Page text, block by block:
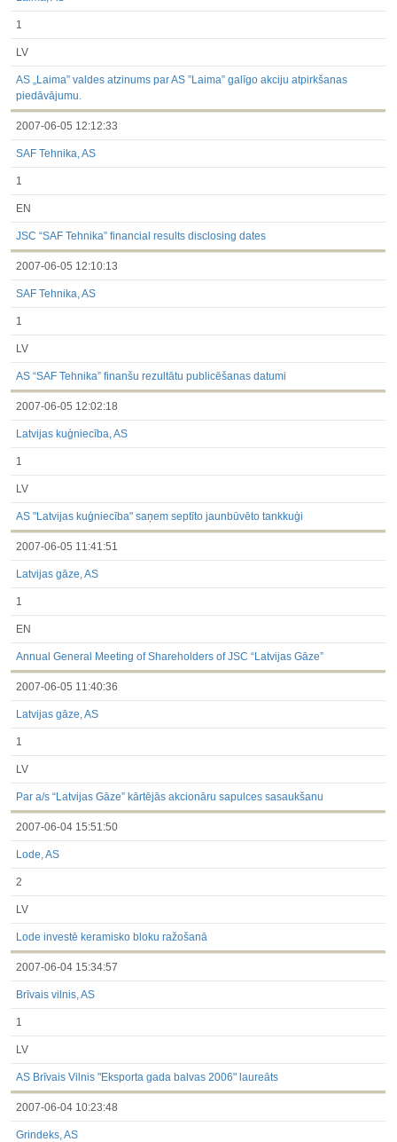
1
LV
AS „Laima” valdes atzinums par AS ”Laima” galīgo akciju atpirkšanas
piedāvājumu.
2007-06-05 12:12:33
SAF Tehnika, AS
1
EN
JSC “SAF Tehnika” financial results disclosing dates
2007-06-05 12:10:13
SAF Tehnika, AS
1
LV
AS “SAF Tehnika” finanšu rezultātu publicēšanas datumi
2007-06-05 12:02:18
Latvijas kuģniecība, AS
1
LV
AS "Latvijas kuģniecība" saņem septīto jaunbūvēto tankkuģi
2007-06-05 11:41:51
Latvijas gāze, AS
1
EN
Annual General Meeting of Shareholders of JSC “Latvijas Gāze”
2007-06-05 11:40:36
Latvijas gāze, AS
1
LV
Par a/s “Latvijas Gāze” kārtējās akcionāru sapulces sasaukšanu
2007-06-04 15:51:50
Lode, AS
2
LV
Lode investē keramisko bloku ražošanā
2007-06-04 15:34:57
Brīvais vilnis, AS
1
LV
AS Brīvais Vilnis "Eksporta gada balvas 2006" laureāts
2007-06-04 10:23:48
Grindeks, AS